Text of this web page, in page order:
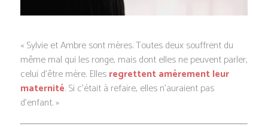
« Sylvie et Ambre sont mères. Toutes deux souffrent du
même mal qui les ronge, mais dont elles ne peuvent parler,
celui d’être mère. Ellesregrettent amèrement leur
maternité. Si c’était à refaire, elles n’auraient pas
d’enfant. »